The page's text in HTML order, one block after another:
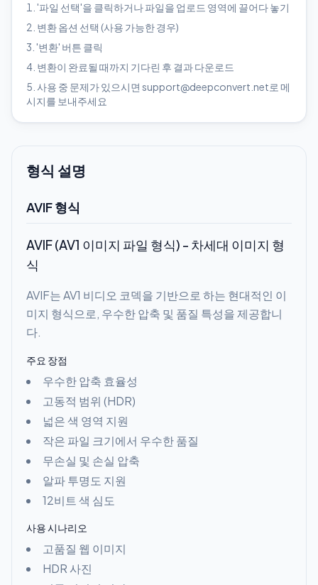
'파일 선택'을 클릭하거나 파일을 업로드 영역에 끌어다 놓기
변환 옵션 선택 (사용 가능한 경우)
'변환' 버튼 클릭
변환이 완료될 때까지 기다린 후 결과 다운로드
사용 중 문제가 있으시면 support@deepconvert.net로 메
시지를 보내주세요
형식 설명
AVIF 형식
AVIF (AV1 이미지 파일 형식) - 차세대 이미지 형
식
AVIF는 AV1 비디오 코덱을 기반으로 하는 현대적인 이
미지 형식으로, 우수한 압축 및 품질 특성을 제공합니
다.
주요 장점
우수한 압축 효율성
고동적 범위 (HDR)
넓은 색 영역 지원
작은 파일 크기에서 우수한 품질
무손실 및 손실 압축
알파 투명도 지원
12비트 색 심도
사용 시나리오
고품질 웹 이미지
HDR 사진